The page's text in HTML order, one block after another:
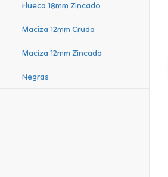
Hueca 18mm Zincado
Maciza 12mm Cruda
Maciza 12mm Zincada
Negras